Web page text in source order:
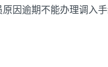
因逾期不能办理调入